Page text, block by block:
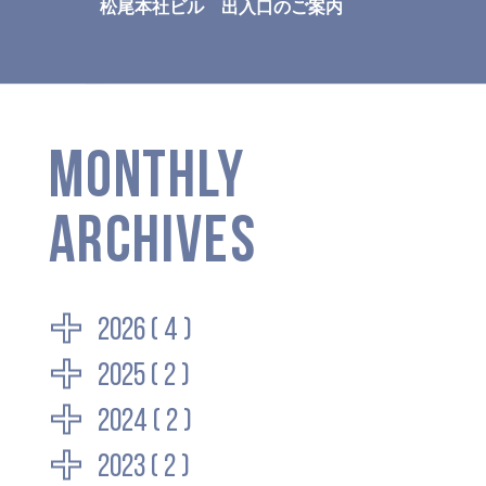
松尾本社ビル 出入口のご案内
MONTHLY
ARCHIVES
2026 ( 4 )
2025 ( 2 )
2024 ( 2 )
2023 ( 2 )